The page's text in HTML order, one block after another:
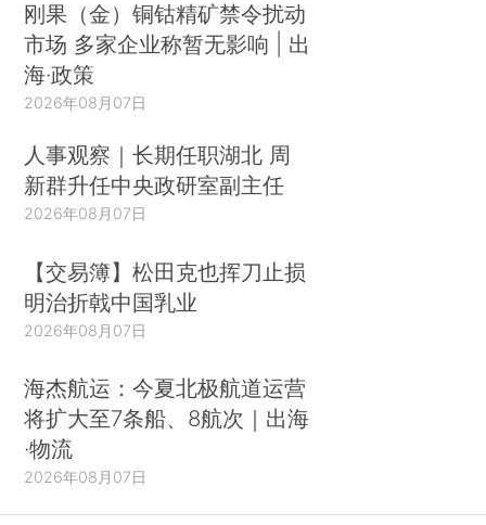
刚果（金）铜钴精矿禁令扰动
市场 多家企业称暂无影响 | 出
海·政策
2026年08月07日
人事观察｜长期任职湖北 周
新群升任中央政研室副主任
2026年08月07日
【交易簿】松田克也挥刀止损
明治折戟中国乳业
2026年08月07日
海杰航运：今夏北极航道运营
将扩大至7条船、8航次｜出海
·物流
2026年08月07日